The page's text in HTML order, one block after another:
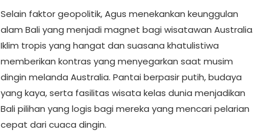
Selain faktor geopolitik, Agus menekankan keunggulan
alam Bali yang menjadi magnet bagi wisatawan Australia.
Iklim tropis yang hangat dan suasana khatulistiwa
memberikan kontras yang menyegarkan saat musim
dingin melanda Australia. Pantai berpasir putih, budaya
yang kaya, serta fasilitas wisata kelas dunia menjadikan
Bali pilihan yang logis bagi mereka yang mencari pelarian
cepat dari cuaca dingin.